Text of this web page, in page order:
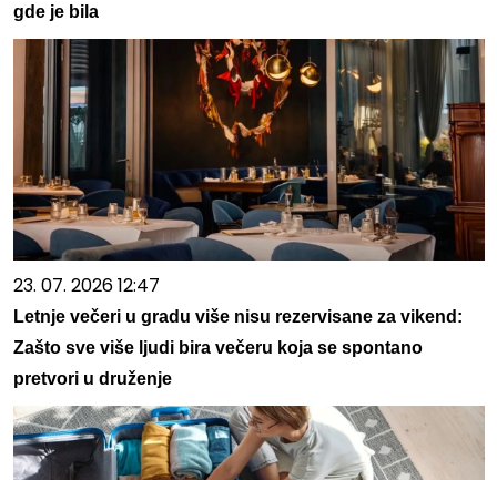
gde je bila
23. 07. 2026 12:47
Letnje večeri u gradu više nisu rezervisane za vikend:
Zašto sve više ljudi bira večeru koja se spontano
pretvori u druženje